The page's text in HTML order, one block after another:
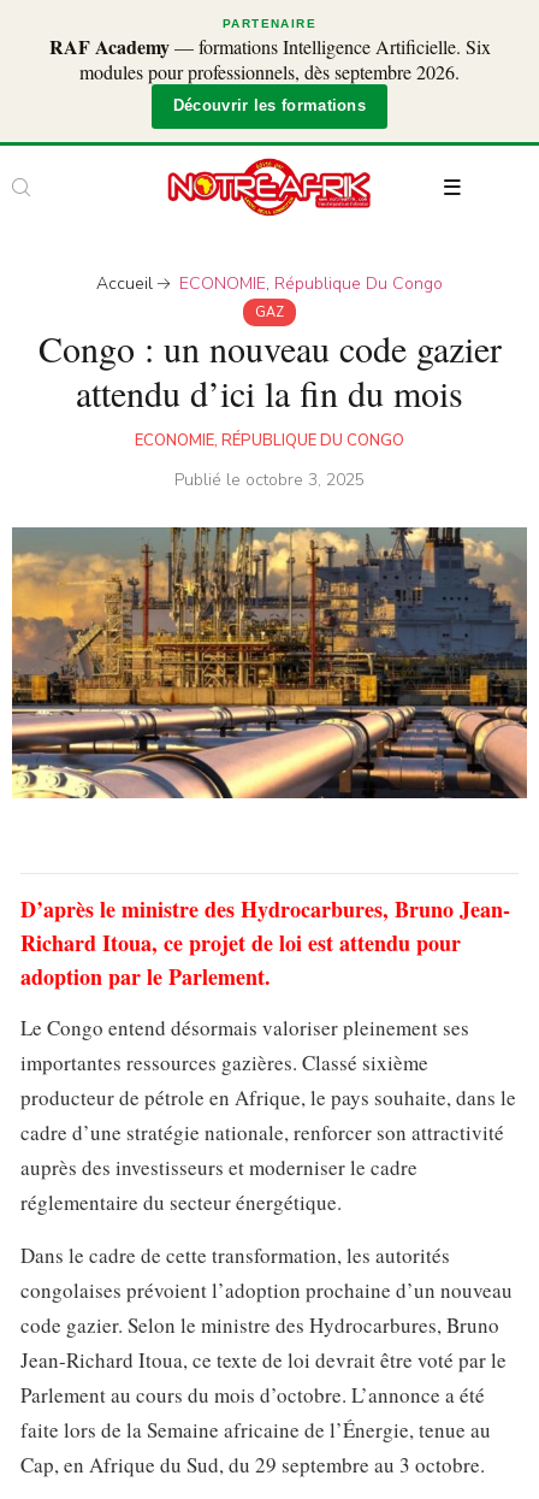
PARTENAIRE
RAF Academy— formations Intelligence Artificielle. Six
modules pour professionnels, dès septembre 2026.
Découvrir les formations
Accueil ECONOMIE, République Du Congo
GAZ
Congo : un nouveau code gazier
attendu d’ici la fin du mois
ECONOMIE, RÉPUBLIQUE DU CONGO
Publié le octobre 3, 2025
D’après le ministre des Hydrocarbures, Bruno Jean-
Richard Itoua, ce projet de loi est attendu pour
adoption par le Parlement.
Le Congo entend désormais valoriser pleinement ses
importantes ressources gazières. Classé sixième
producteur de pétrole en Afrique, le pays souhaite, dans le
cadre d’une stratégie nationale, renforcer son attractivité
auprès des investisseurs et moderniser le cadre
réglementaire du secteur énergétique.
Dans le cadre de cette transformation, les autorités
congolaises prévoient l’adoption prochaine d’un nouveau
code gazier. Selon le ministre des Hydrocarbures, Bruno
Jean-Richard Itoua, ce texte de loi devrait être voté par le
Parlement au cours du mois d’octobre. L’annonce a été
faite lors de la Semaine africaine de l’Énergie, tenue au
Cap, en Afrique du Sud, du 29 septembre au 3 octobre.